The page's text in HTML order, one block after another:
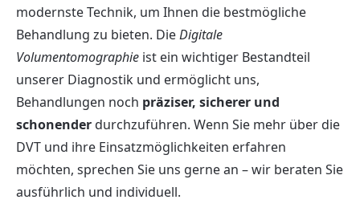
modernste Technik, um Ihnen die bestmögliche
Behandlung zu bieten. DieDigitale
Volumentomographie ist ein wichtiger Bestandteil
unserer Diagnostik und ermöglicht uns,
Behandlungen noch präziser, sicherer und
schonenderdurchzuführen. Wenn Sie mehr über die
DVT und ihre Einsatzmöglichkeiten erfahren
möchten, sprechen Sie uns gerne an – wir beraten Sie
ausführlich und individuell.